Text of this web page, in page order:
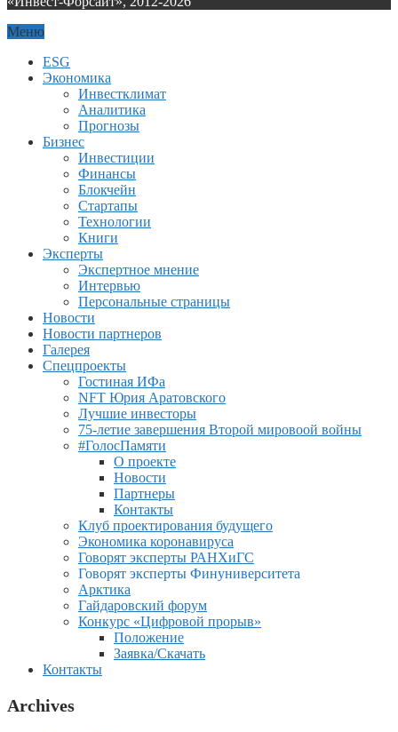
Меню
ESG
Экономика
Инвестклимат
Аналитика
Прогнозы
Бизнес
Инвестиции
Финансы
Блокчейн
Стартапы
Технологии
Книги
Эксперты
Экспертное мнение
Интервью
Персональные страницы
Новости
Новости партнеров
Галерея
Спецпроекты
Гостиная ИФа
NFT Юрия Аратовского
Лучшие инвесторы
75-летие завершения Второй мировоой войны
#ГолосПамяти
О проекте
Новости
Партнеры
Контакты
Клуб проектирования будущего
Экономика коронавируса
Говорят эксперты РАНХиГС
Говорят эксперты Финуниверситета
Арктика
Гайдаровский форум
Конкурс «Цифровой прорыв»
Положение
Заявка/Скачать
Контакты
Archives